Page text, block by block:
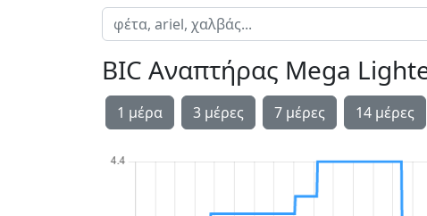
BIC Αναπτήρας Mega
1 μέρα 3 μέρες 7 μέρες 14 μέρες